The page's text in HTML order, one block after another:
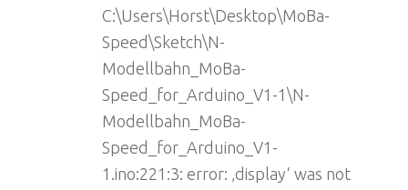
C:\Users\Horst\Desktop\MoBa-
Speed\Sketch\N-
Modellbahn_MoBa-
Speed_for_Arduino_V1-1\N-
Modellbahn_MoBa-
Speed_for_Arduino_V1-
1.ino:221:3: error: ‚display‘ was not